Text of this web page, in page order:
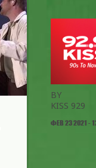
BY
KISS 929
ΦΕΒ 23 2021 -